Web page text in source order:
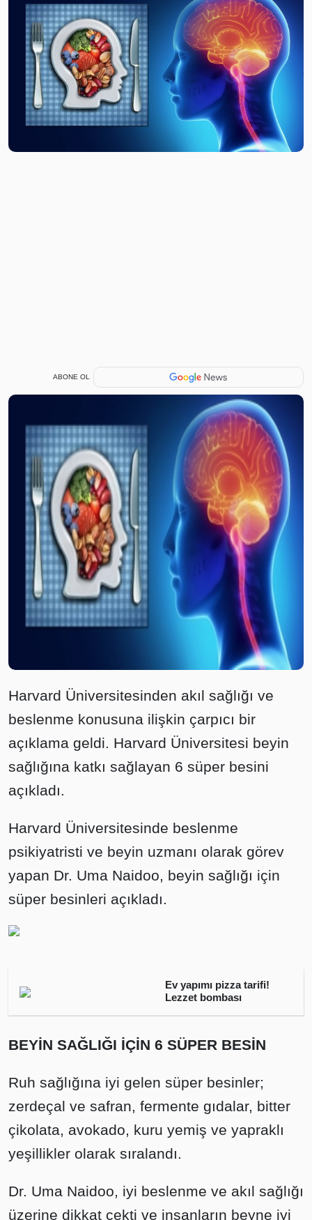
ABONE OL
Harvard Üniversitesinden akıl sağlığı ve
beslenme konusuna ilişkin çarpıcı bir
açıklama geldi. Harvard Üniversitesi beyin
sağlığına katkı sağlayan 6 süper besini
açıkladı.
Harvard Üniversitesinde beslenme
psikiyatristi ve beyin uzmanı olarak görev
yapan Dr. Uma Naidoo, beyin sağlığı için
süper besinleri açıkladı.
Ev yapımı pizza tarifi!
Lezzet bombası
BEYİN SAĞLIĞI İÇİN 6 SÜPER BESİN
Ruh sağlığına iyi gelen süper besinler;
zerdeçal ve safran, fermente gıdalar, bitter
çikolata, avokado, kuru yemiş ve yapraklı
yeşillikler olarak sıralandı.
Dr. Uma Naidoo, iyi beslenme ve akıl sağlığı
üzerine dikkat çekti ve insanların beyne iyi